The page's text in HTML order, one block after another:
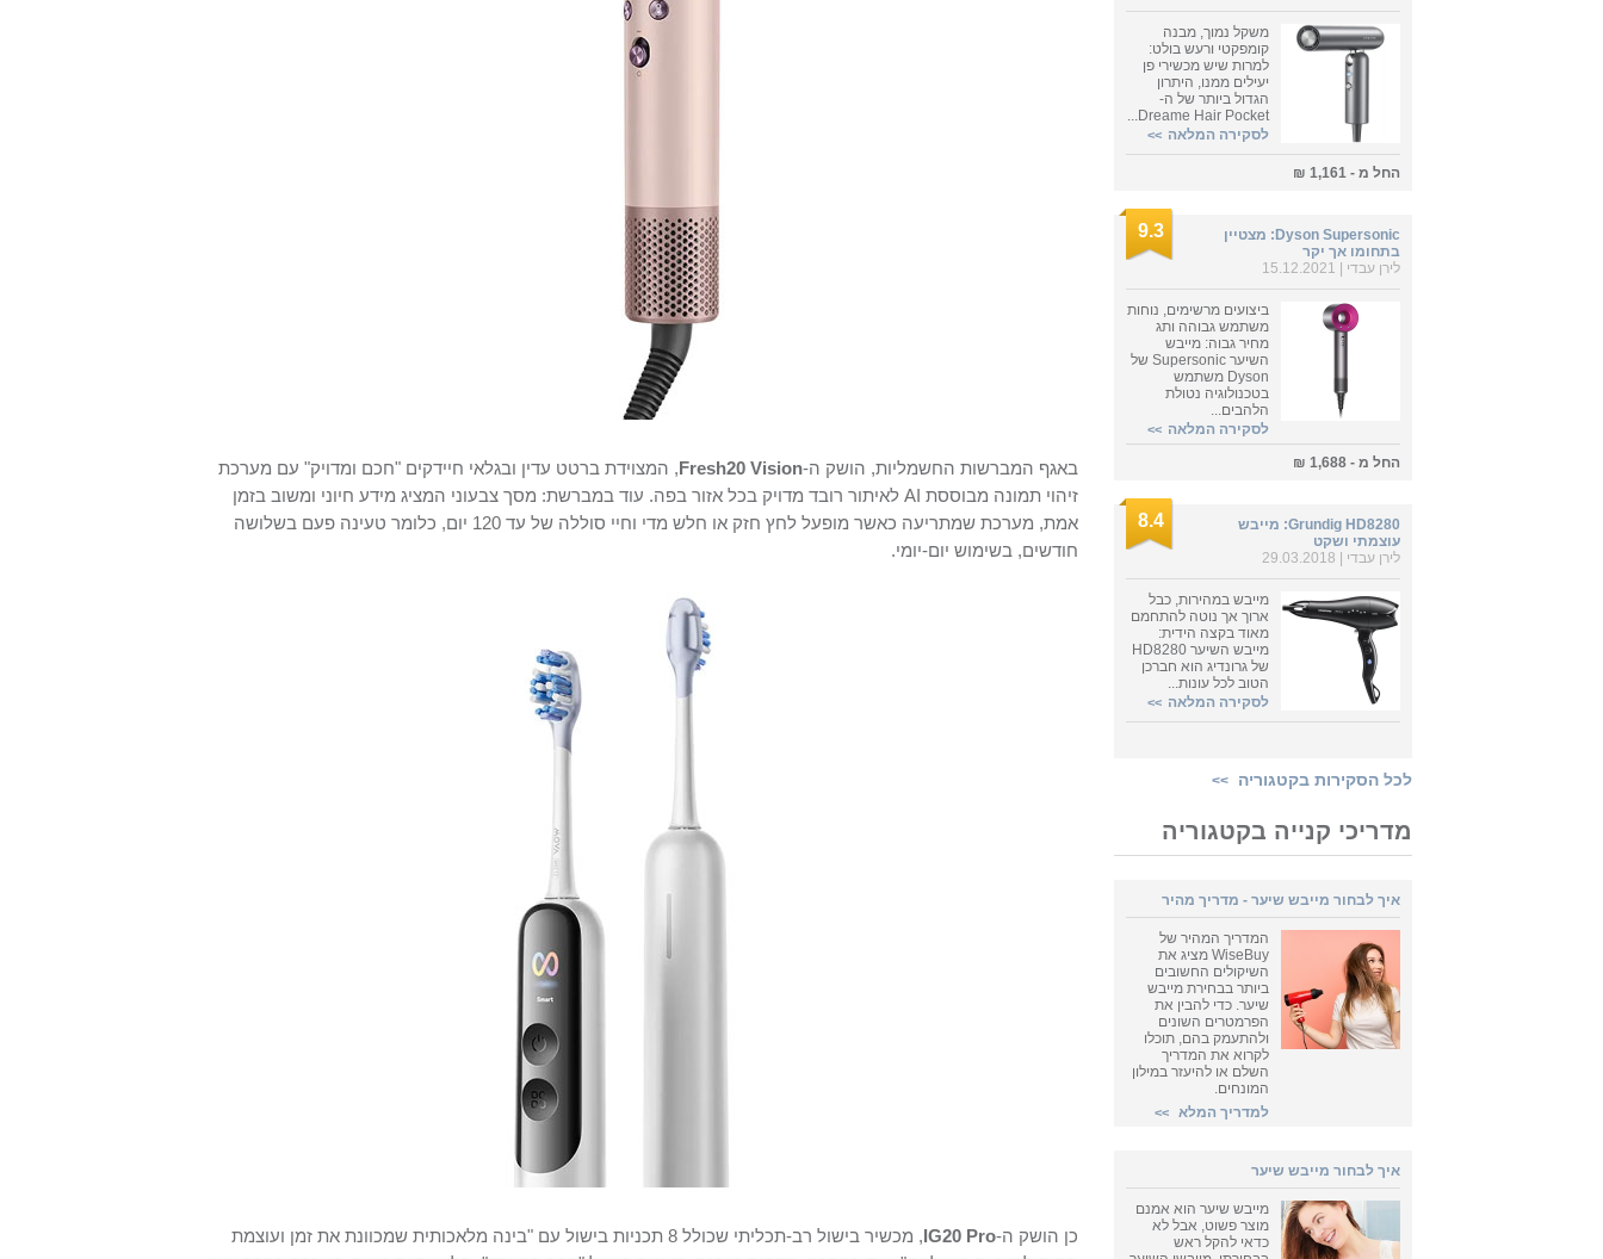
משקל נמוך, מבנה
קומפקטי ורעש בולט:
למרות שיש מכשירי פן
יעילים ממנו, היתרון
הגדול ביותר של ה-
Dreame Hair Pocket...
לסקירה המלאה >>
החל מ - 1,161 ₪
Dyson Supersonic: מצטיין
בתחומו אך יקר
לירן עבדי
9.3
ביצועים מרשימים, נוחות
משתמש גבוהה ותג
מחיר גבוה: מייבש
השיער Supersonic של
Dyson משתמש
בטכנולוגיה נטולת
הלהבים...
לסקירה המלאה >>
החל מ - 1,688 ₪
Grundig HD8280: מייבש
עוצמתי ושקט
לירן עבדי
8.4
מייבש במהירות, כבל
ארוך אך נוטה להתחמם
מאוד בקצה הידית:
מייבש השיער HD8280
של גרונדיג הוא חברכן
הטוב לכל עונות...
לסקירה המלאה >>
לכל הסקירות בקטגוריה >>
מדריכי קנייה בקטגוריה
איך לבחור מייבש שיער - מדריך מהיר
המדריך המהיר של
WiseBuy מציג את
השיקולים החשובים
ביותר בבחירת מייבש
שיער. כדי להבין את
הפרמטרים השונים
ולהתעמק בהם, תוכלו
לקרוא את המדריך
השלם או להיעזר במילון
המונחים.
למדריך המלא
>>
איך לבחור מייבש שיער
מייבש שיער הוא אמנם
מוצר פשוט, אבל לא
כדאי להקל ראש
באגף המברשות החשמליות, הושק ה-Fresh20 Vision, המצוידת ברטט עדין ובגלאי חיידקים "חכם ומדויק" עם מערכת
זיהוי תמונה מבוססת AI לאיתור רובד מדויק בכל אזור בפה. עוד במברשת: מסך צבעוני המציג מידע חיוני ומשוב בזמן
אמת, מערכת שמתריעה כאשר מופעל לחץ חזק או חלש מדי וחיי סוללה של עד 120 יום, כלומר טעינה פעם בשלושה
חודשים, בשימוש יום-יומי.
כן הושק ה-IG20 Pro
, מכשיר בישול רב-תכליתי שכולל 8 תכניות בישול עם "בינה מלאכותית שמכוונת את זמן ועוצמת